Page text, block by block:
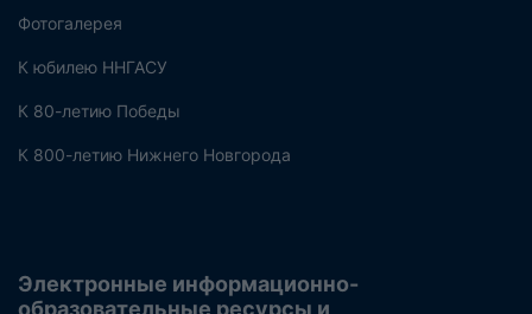
Фотогалерея
К юбилею ННГАСУ
К 80-летию Победы
К 800-летию Нижнего Новгорода
Электронные информационно-
образовательные ресурсы и